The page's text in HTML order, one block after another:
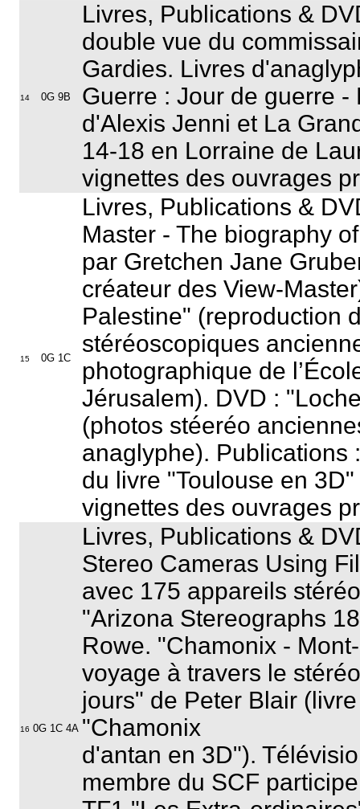
14 0G 9B
Livres, Publications &
double vue du
Gardies. Livres
Guerre : Jour de guerre -
d'Alexis Jenni et La
14-18 en Lorraine de
vignettes des ouvrages
15 0G 1C
Livres, Publications &
Master - The biography
par Gretchen Jane
créateur des View-
Palestine" (reproduction
stéréoscopiques
photographique de
Jérusalem). DVD : "
(photos stéeréo
anaglyphe). Publications
du livre "Toulouse en 3D"
vignettes des ouvrages
16 0G 1C 4A
Livres, Publications &
Stereo Cameras Using
avec 175 appareils
"Arizona Stereographs
Rowe. "Chamonix -
voyage à travers le
jours" de Peter Blair
"Chamonix
d'antan en 3D").
membre du SCF